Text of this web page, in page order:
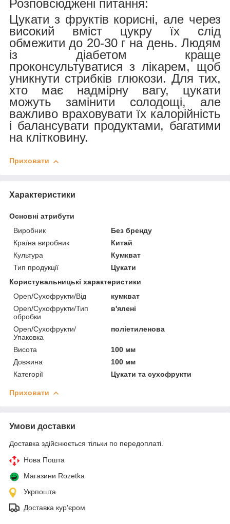
Розповсюджені питання:
Цукати з фруктів корисні, але через
високий вміст цукру їх слід
обмежити до 20-30 г на день. Людям
із діабетом краще
проконсультуватися з лікарем, щоб
уникнути стрибків глюкози. Для тих,
хто має надмірну вагу, цукати
можуть замінити солодощі, але
важливо враховувати їх калорійність
і балансувати продуктами, багатими
на клітковину.
Приховати
Характеристики
Основні атрибути
Виробник
Без бренду
Країна виробник
Китай
Культура
Кумкват
Тип продукції
Цукати
Користувальницькі характеристики
Open/Сухофрукти/Від
кумкват
Open/Сухофрукти/Тип
обробки
в'ялені
Open/Сухофрукти/
Упаковка
поліетиленова
Висота
100 мм
Довжина
100 мм
Категорії
Цукати та сухофрукти
Приховати
Умови доставки
Доставка здійснюється тільки по передоплаті.
Нова Пошта
Магазини Rozetka
Укрпошта
Доставка кур'єром